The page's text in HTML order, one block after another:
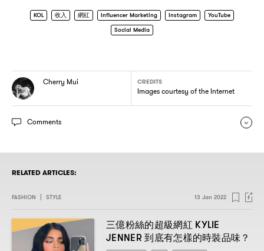
KOL 收入 網紅 Influencer Marketing Instagram
YouTube
Social Media
Cherry Mui CREDITS
Images courtesy of the Internet
Comments
RELATED ARTICLES:
FASHION STYLE 13 Jan 2022
三億粉絲的超級網紅KYLIE
JENNER到底有怎樣的時裝品味 ？